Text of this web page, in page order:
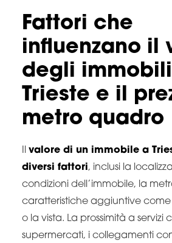
Fattori che
influenzano il
degli
Trieste e il
metro quadro
valore di un immobile a
diversi fattori, inclusi la
condizioni dell’immobile, la
caratteristiche aggiuntive
o la vista. La prossimità a servizi
supermercati, i collegamenti